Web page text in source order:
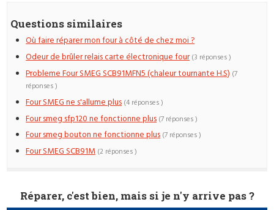
Questions similaires
Où faire réparer mon four à côté de chez moi ?
Odeur de brûler relais carte électronique four (3 réponses )
Probleme Four SMEG SCB91MFN5 (chaleur tournante H.S) (7
réponses )
Four SMEG ne s'allume plus (4 réponses )
Four smeg sfp120 ne fonctionne plus (7 réponses )
Four smeg bouton ne fonctionne plus (7 réponses )
Four SMEG SCB91M (2 réponses )
Réparer, c'est bien, mais si je n'y arrive pas ?